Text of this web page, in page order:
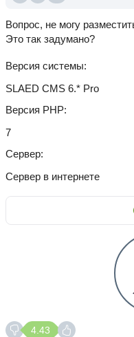
Вопрос, не могу
Это так задумано?
Версия системы
SLAED CMS 6.* Pro
Версия PHP
7
Сервер
Сервер в интернете
4.43